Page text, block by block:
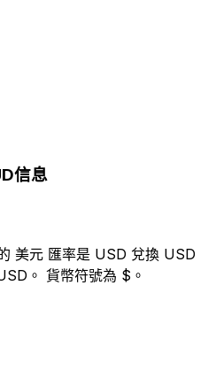
信息
美元 匯率是 USD 兌換 USD
。 貨幣符號為 $。